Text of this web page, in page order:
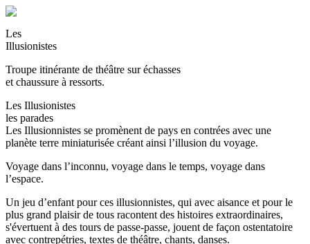
Les
Illusionistes
Troupe itinérante de théâtre sur échasses
et chaussure à ressorts.
Les Illusionistes
les parades
Les Illusionnistes se promènent de pays en contrées avec une
planète terre miniaturisée créant ainsi l’illusion du voyage.
Voyage dans l’inconnu, voyage dans le temps, voyage dans
l’espace.
Un jeu d’enfant pour ces illusionnistes, qui avec aisance et pour le
plus grand plaisir de tous racontent des histoires extraordinaires,
s'évertuent à des tours de passe-passe, jouent de façon ostentatoire
avec contrepétries, textes de théâtre, chants, danses.